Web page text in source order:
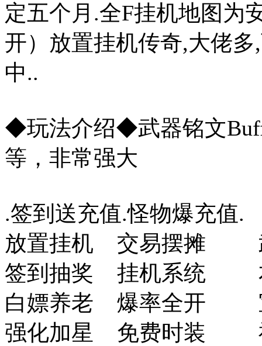
定五个月.全F挂机地图为
开）放置挂机传奇,大佬
中..
◆玩法介绍◆武器铭文
等，非常强大
.签到送充值.怪物爆充值.
放置挂机 交易摆摊
签到抽奖 挂机系统
白嫖养老 爆率全开
强化加星 免费时装